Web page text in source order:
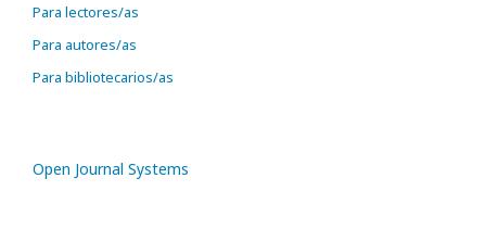
Para lectores/as
Para autores/as
Para bibliotecarios/as
Open Journal Systems